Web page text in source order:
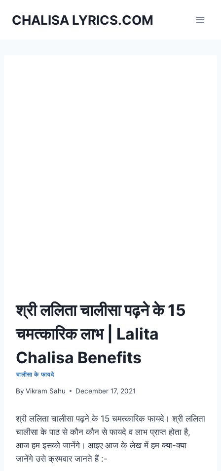
CHALISA LYRICS.COM
श्री ललिता चालीसा पढ़ने के 15
चमत्कारिक लाभ | Lalita
Chalisa Benefits
चालीसा के फायदे
By Vikram Sahu December 17, 2021
श्री ललिता चालीसा पढ़ने के 15 चमत्कारिक फायदे। श्री ललिता
चालीसा के पाठ से कौन कौन से फायदे व लाभ प्राप्त होता है,
आज हम इसको जानेंगे। आइए आज के लेख में हम क्या-क्या
जानेंगे उसे क्रमवार जानते हैं :-